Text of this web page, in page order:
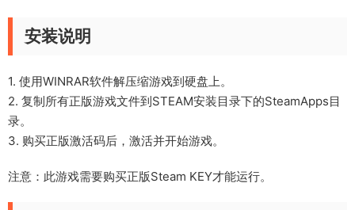
安装说明
1. 使用WINRAR软件解压缩游戏到硬盘上。
2. 复制所有正版游戏文件到STEAM安装目录下的SteamApps目
录。
3. 购买正版激活码后，激活并开始游戏。
注意：此游戏需要购买正版Steam KEY才能运行。